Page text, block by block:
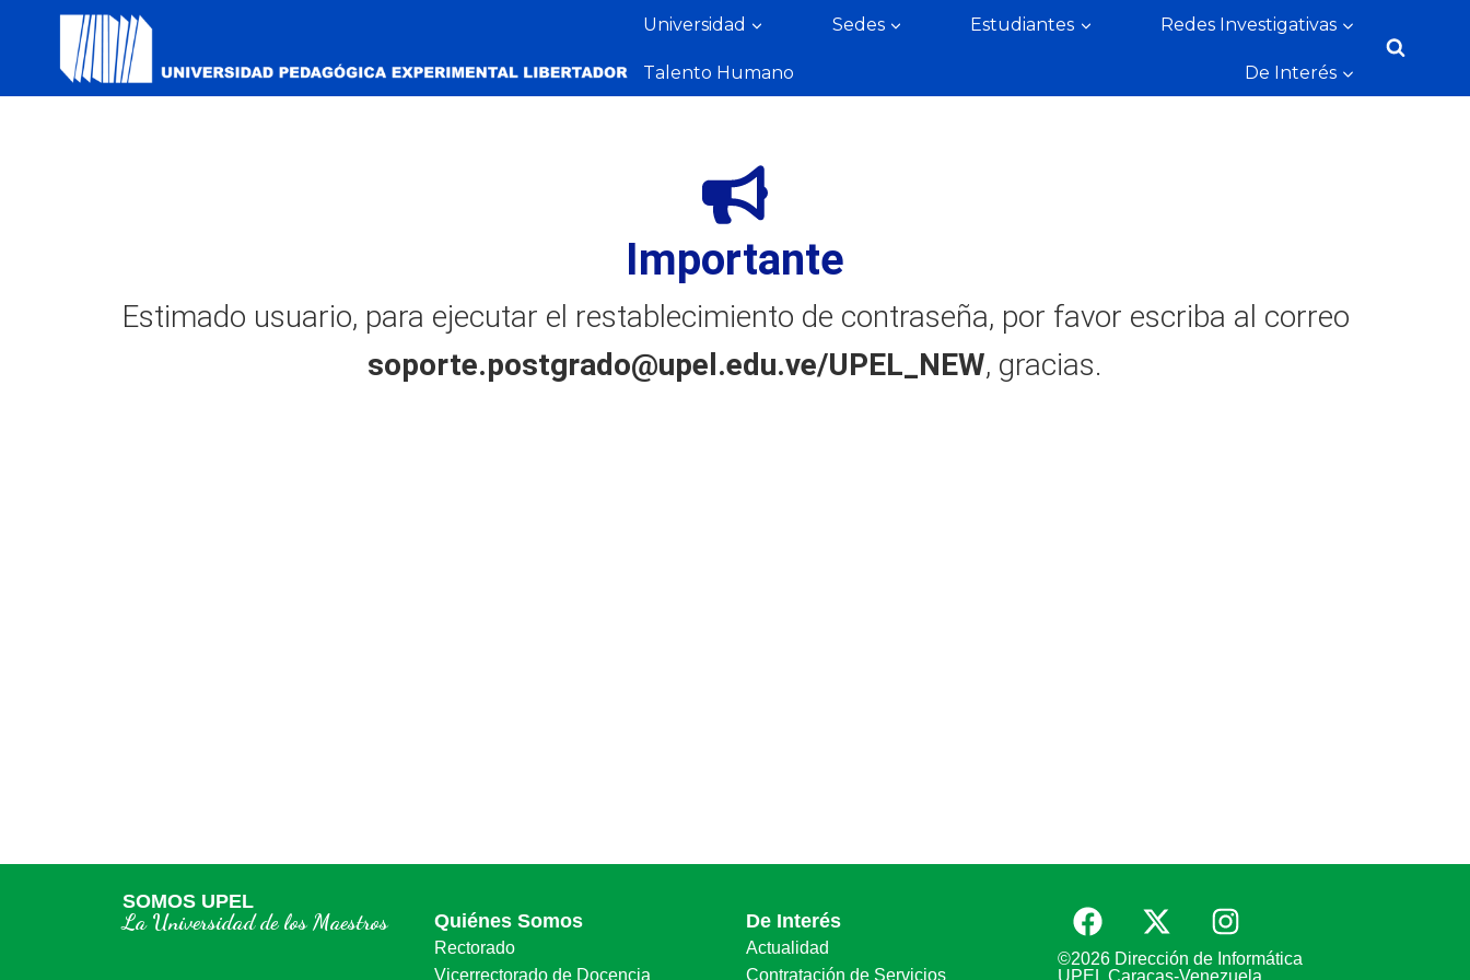
Universidad Sedes Estudiantes Redes Investigativas
Talento Humano De Interés
Importante
Estimado usuario, para ejecutar el restablecimiento de contraseña, por favor escriba al correo
soporte.postgrado@upel.edu.ve/UPEL_NEW, gracias.
SOMOS UPEL
La Universidad de los Maestros Quiénes Somos
Rectorado
Vicerrectorado de Docencia
De Interés
Actualidad
Contratación de Servicios
©2026 Dirección de Informática
UPEL Caracas-Venezuela